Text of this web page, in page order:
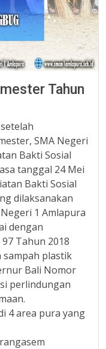
Tahun
SMA Negeri
Bakti Sosial
tanggal 24 Mei
Bakti Sosial
dilaksanakan
1 Amlapura
dengan
Tahun 2018
sampah plastik
Bali Nomor
perlindungan
4 area pura yang